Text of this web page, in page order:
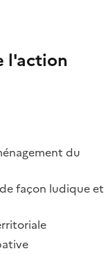
l'action
du
façon ludique et